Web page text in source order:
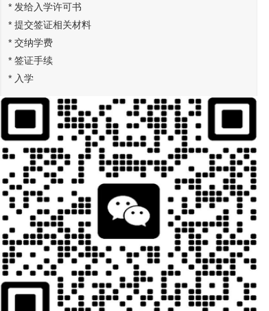
联系QQ：284788878
办理微信: 284788878
地址: 地址：广东省、深圳市、南山区
白石洲西区B16栋
* 发给入学许可书
* 提交签证相关材料
* 交纳学费
* 签证手续
* 入学
宿舍
① 宿舍费 : 约24万韩元/月（BTL 新建学生宿舍）
② 宿舍申请 : 有意入住宿舍的学生，在填写入学申请书
时，请在生活馆申请栏打钩
③ 其他事项
- 两人间
- 提供一日三餐（周六周日不提供）
- 提供书桌，椅子，书柜，床，衣柜，鞋柜,书架, 电话，
网线，洗手间,洗澡间, 台灯等设备
※ 被子，枕头，洗漱工具等自备
- 公用空间 : 休息室，发表室，图书室， 电脑室， 健身